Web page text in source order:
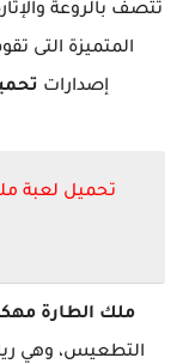
تتصف بالروعة
المتميزة التى
إصدارات
ملك الطارة
التطعيس، وهي